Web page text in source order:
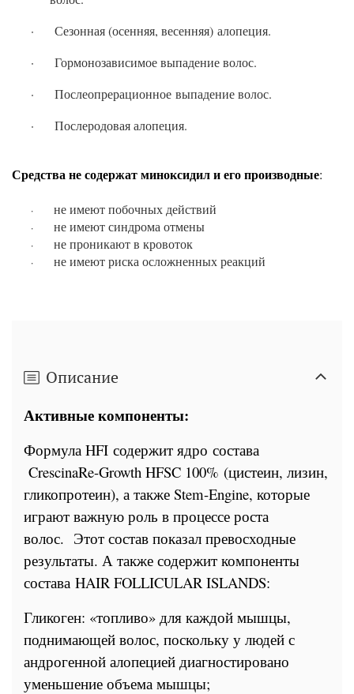
·
Сезонная (осенняя, весенняя) алопеция.​
·
Гормонозависимое выпадение волос.​
·
Послеопрерационное выпадение волос.
·
Послеродовая алопеция.
Средства не содержат миноксидил и его производные:
· не имеют побочных действий​
· не имеют синдрома отмены​
· не проникают в кровоток​
· не имеют риска осложненных реакций ​
Описание
Активные компоненты:
Формула HFI содержит ядро состава​​
CrescinaRe-Growth HFSC 100% (цистеин, лизин,
гликопротеин), а также Stem-Engine, которые
играют важную роль в процессе роста
волос. Этот состав показал превосходные
результаты. А также содержит компоненты
состава HAIR FOLLICULAR ISLANDS:
Гликоген: «топливо» для каждой мышцы,
поднимающей волос, поскольку у людей с
андрогенной алопецией диагностировано
уменьшение объема мышцы;